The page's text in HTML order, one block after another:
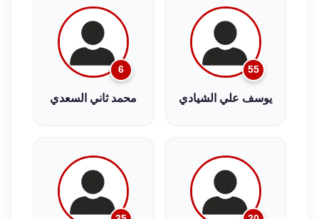
55
يوسف علي الشيادي
6
محمد ثاني السعدي